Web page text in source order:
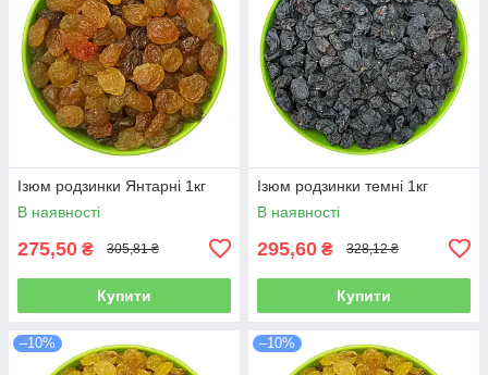
Ізюм родзинки Янтарні 1кг
В наявності
275,50 ₴ 305,81 ₴
Купити
Ізюм родзинки темні 1кг
В наявності
295,60 ₴ 328,12 ₴
Купити
–10% –10%